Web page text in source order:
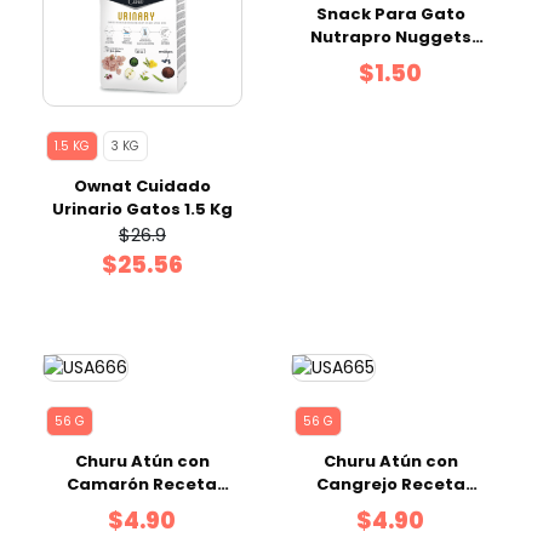
1.5 KG 3 KG
Ownat Cuidado
Urinario Gatos 1.5 Kg
$26.9
$25.56
Snack Para Gato
Nutrapro Nuggets
Carne e Hígado 100 g
$1.50
56 G
Churu Atún con
Camarón Receta
Sobre de 4 Tubos X14
g C/U
$4.90
56 G
Churu Atún con
Cangrejo Receta
Sobre de 4 Tubos X14
g C/U
$4.90